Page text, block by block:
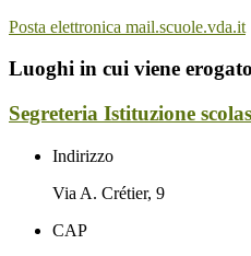
Posta elettronica mail.scuole.vda.it
Luoghi in cui viene
Segreteria Istituzione
Indirizzo
Via A. Crétier, 9
CAP